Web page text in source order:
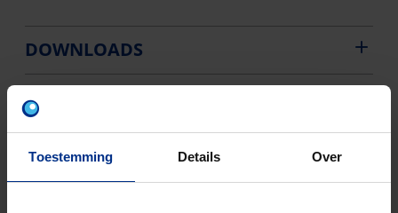
Toestemming Details Over
DOWNLOADS